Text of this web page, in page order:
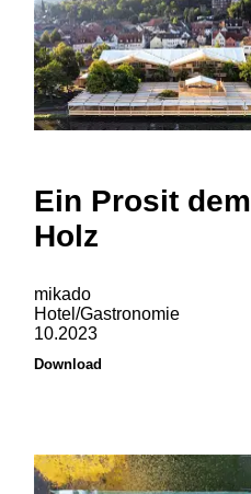
Ein Prosit dem
Holz
mikado
Hotel/Gastronomie
10.2023
Download